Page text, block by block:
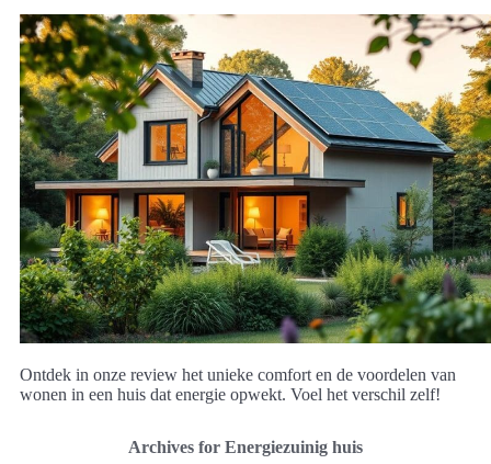
Ontdek in onze review het unieke comfort en de voordelen van
wonen in een huis dat energie opwekt. Voel het verschil zelf!
Archives for Energiezuinig huis